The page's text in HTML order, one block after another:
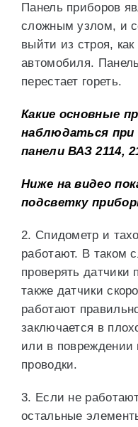
Панель приборов
сложным узлом, и
выйти из строя,
автомобиля.
перестает гореть.
Какие основные
наблюдаться при
панели ВАЗ 2114,
Ниже на видео
подсветку
2. Спидометр и
работают. В таком
проверять датчики
также датчики
работают
заключается в
или в повреждении
проводки.
3. Если не
остальные